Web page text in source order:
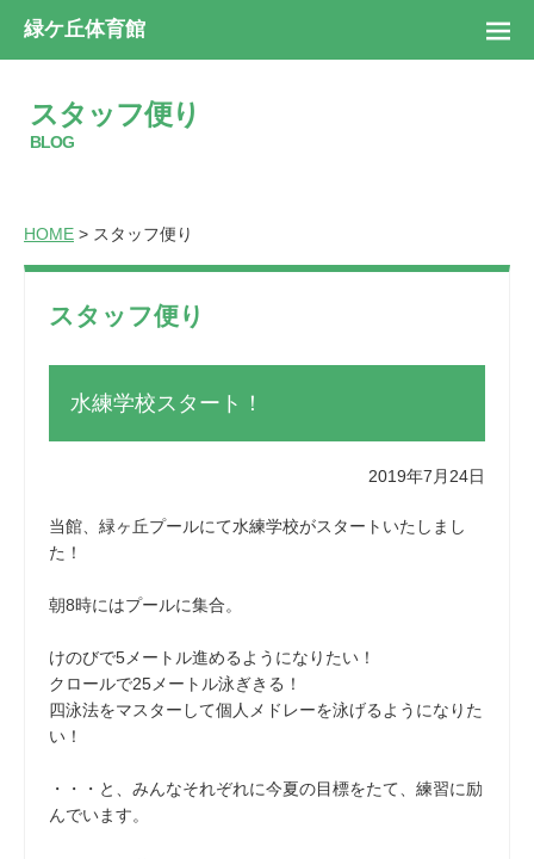
緑ケ丘体育館
スタッフ便り
BLOG
HOME > スタッフ便り
スタッフ便り
水練学校スタート！
2019年7月24日
当館、緑ヶ丘プールにて水練学校がスタートいたしまし
た！
朝8時にはプールに集合。
けのびで5メートル進めるようになりたい！
クロールで25メートル泳ぎきる！
四泳法をマスターして個人メドレーを泳げるようになりた
い！
・・・と、みんなそれぞれに今夏の目標をたて、練習に励
んでいます。